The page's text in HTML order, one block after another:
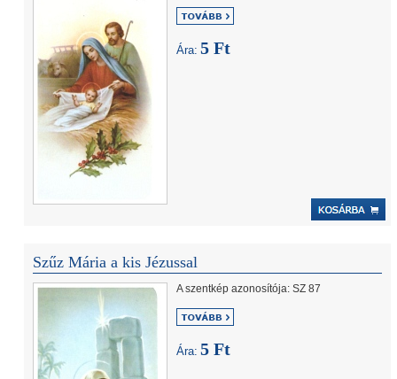
Ára: 5 Ft
Szűz Mária a kis Jézussal
A szentkép azonosítója: SZ 87
Ára: 5 Ft